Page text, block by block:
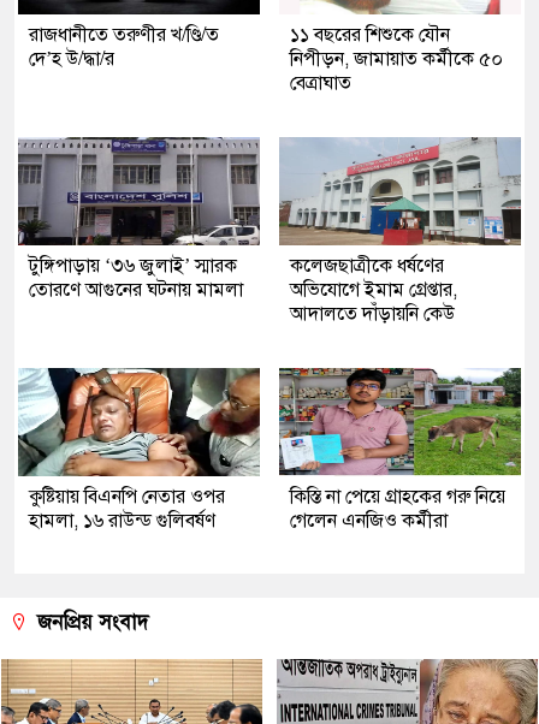
রাজধানীতে তরুণীর খ/ণ্ডি/ত
দে’হ উ/দ্ধা/র
১১ বছরের শিশুকে যৌন
নিপীড়ন, জামায়াত কর্মীকে ৫০
বেত্রাঘাত
টুঙ্গিপাড়ায় ‘৩৬ জুলাই’ স্মারক
তোরণে আগুনের ঘটনায় মামলা
কলেজছাত্রীকে ধর্ষণের
অভিযোগে ইমাম গ্রেপ্তার,
আদালতে দাঁড়ায়নি কেউ
কুষ্টিয়ায় বিএনপি নেতার ওপর
হামলা, ১৬ রাউন্ড গুলিবর্ষণ
কিস্তি না পেয়ে গ্রাহকের গরু নিয়ে
গেলেন এনজিও কর্মীরা
জনপ্রিয় সংবাদ